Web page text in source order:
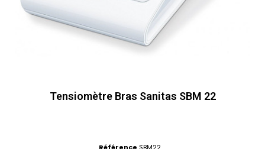
Tensiomètre Bras Sanitas SBM 22